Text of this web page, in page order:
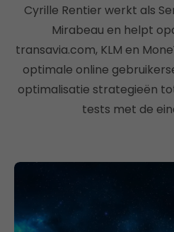
Cyrille Rentier werkt als
Mirabeau en helpt
transavia.com, KLM en
optimale online
optimalisatie strategieën
tests met de